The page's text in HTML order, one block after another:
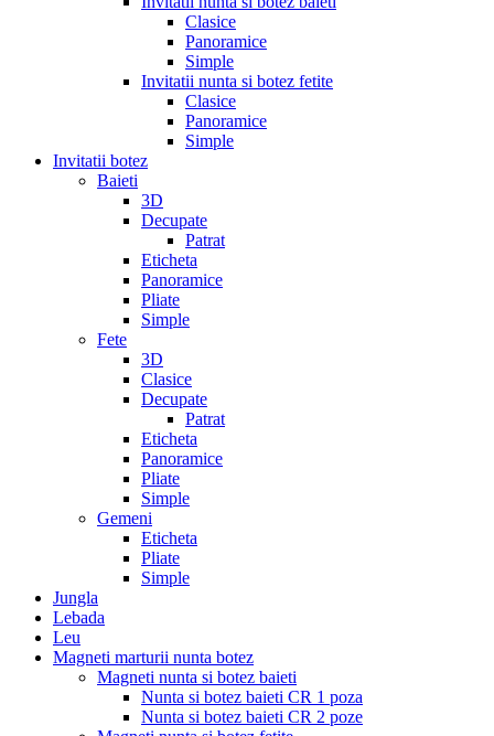
Clasice
Panoramice
Simple
Invitatii nunta si botez fetite
Clasice
Panoramice
Simple
Invitatii botez
Baieti
3D
Decupate
Patrat
Eticheta
Panoramice
Pliate
Simple
Fete
3D
Clasice
Decupate
Patrat
Eticheta
Panoramice
Pliate
Simple
Gemeni
Eticheta
Pliate
Simple
Jungla
Lebada
Leu
Magneti marturii nunta botez
Magneti nunta si botez baieti
Nunta si botez baieti CR 1 poza
Nunta si botez baieti CR 2 poze